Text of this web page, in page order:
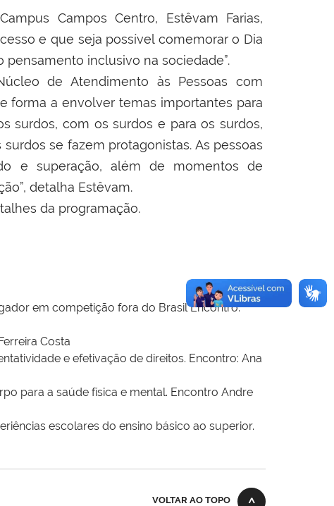
Campos Centro, Estêvam Farias,
e que seja possível comemorar o Dia
inclusivo na sociedade”.
de Atendimento às Pessoas com
forma a envolver temas importantes para
surdos, com os surdos e para os surdos,
se fazem protagonistas. As pessoas
e superação, além de momentos de
detalha Estêvam.
da programação.
em competição fora do Brasil Encontro:
Costa
e efetivação de direitos. Encontro: Ana
para a saúde física e mental. Encontro Andre
escolares do ensino básico ao superior.
VOLTAR AO TOPO